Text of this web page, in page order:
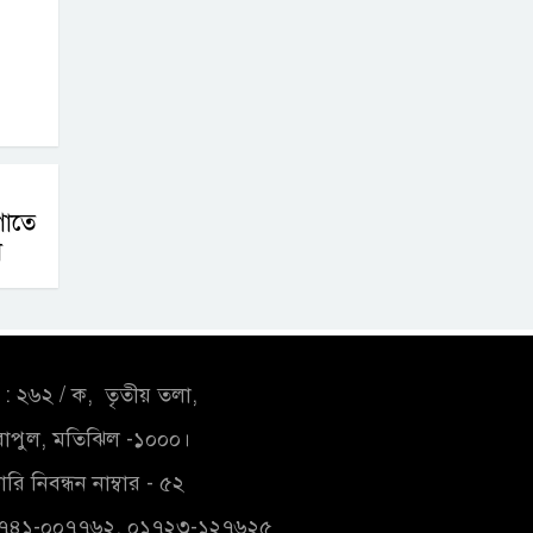
২৬২ / ক, তৃতীয় তলা,
মতিঝিল -১০০০।
নিবন্ধন নাম্বার - ৫২
০০৭৭৬২, ০১৭২৩-১২৭৬২৫